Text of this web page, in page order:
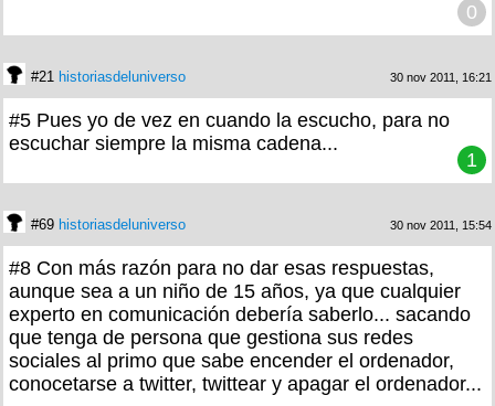
0
#21 historiasdeluniverso 30 nov 2011, 16:21
#5 Pues yo de vez en cuando la escucho, para no
escuchar siempre la misma cadena...
1
#69 historiasdeluniverso 30 nov 2011, 15:54
#8 Con más razón para no dar esas respuestas,
aunque sea a un niño de 15 años, ya que cualquier
experto en comunicación debería saberlo... sacando
que tenga de persona que gestiona sus redes
sociales al primo que sabe encender el ordenador,
conocetarse a twitter, twittear y apagar el ordenador...